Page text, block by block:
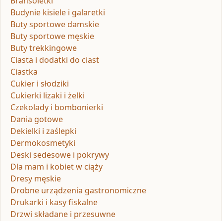
Budynie kisiele i galaretki
Buty sportowe damskie
Buty sportowe męskie
Buty trekkingowe
Ciasta i dodatki do ciast
Ciastka
Cukier i słodziki
Cukierki lizaki i żelki
Czekolady i bombonierki
Dania gotowe
Dekielki i zaślepki
Dermokosmetyki
Deski sedesowe i pokrywy
Dla mam i kobiet w ciąży
Dresy męskie
Drobne urządzenia gastronomiczne
Drukarki i kasy fiskalne
Drzwi składane i przesuwne